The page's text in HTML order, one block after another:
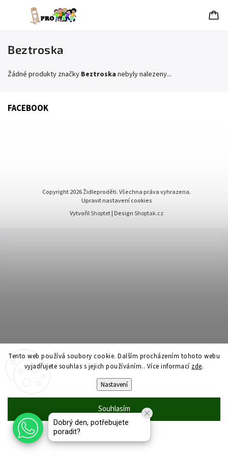
Tento web používá soubory cookie. Dalším procházením tohoto webu
vyjadřujete souhlas s jejich používáním.. Více informací zde.
Nastavení
Souhlasím
Beztroska
Žádné produkty značky Beztroska nebyly nalezeny...
FACEBOOK
Copyright 2026Židleproděti. Všechna práva vyhrazena.
Upravit nastavení cookies
VytvořilShoptet| DesignShoptak.cz
Dobrý den, potřebujete
poradit?